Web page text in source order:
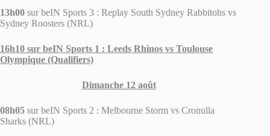
13h00 sur beIN Sports 3 : Replay South Sydney Rabbitohs vs
Sydney Roosters (NRL)
16h10 sur beIN Sports 1 : Leeds Rhinos vs Toulouse
Olympique (Qualifiers)
Dimanche 12 août
08h05 sur beIN Sports 2 : Melbourne Storm vs Cronulla
Sharks (NRL)